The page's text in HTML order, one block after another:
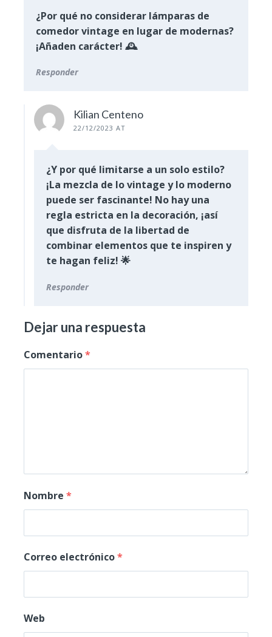
¿Por qué no considerar lámparas de
comedor vintage en lugar de modernas?
¡Añaden carácter! 🕰️
Responder
Kilian Centeno
22/12/2023 AT
¿Y por qué limitarse a un solo estilo?
¡La mezcla de lo vintage y lo moderno
puede ser fascinante! No hay una
regla estricta en la decoración, ¡así
que disfruta de la libertad de
combinar elementos que te inspiren y
te hagan feliz! 🌟
Responder
Dejar una respuesta
Comentario*
Nombre *
Correo electrónico*
Web